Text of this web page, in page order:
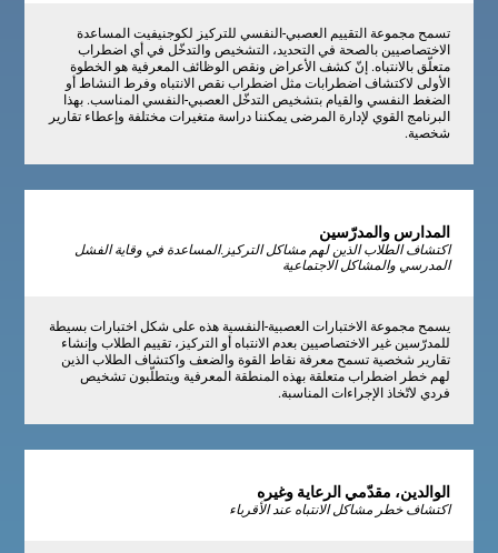
تسمح مجموعة التقييم العصبي-النفسي للتركيز لكوجنيفيت المساعدة
الاختصاصيين بالصحة في التحديد، التشخيص والتدخّل في أي اضطراب
متعلّق بالانتباه. إنّ كشف الأعراض ونقص الوظائف المعرفية هو الخطوة
الأولى لاكتشاف اضطرابات مثل اضطراب نقص الانتباه وفرط النشاط أو
الضغط النفسي والقيام بتشخيص التدخّل العصبي-النفسي المناسب. بهذا
البرنامج القوي لإدارة المرضى يمكننا دراسة متغيرات مختلفة وإعطاء تقارير
شخصية.
المدارس والمدرّسين
اكتشاف الطلاب الذين لهم مشاكل التركيز.المساعدة في وقاية الفشل
المدرسي والمشاكل الاجتماعية
يسمح مجموعة الاختبارات العصبية-النفسية هذه على شكل اختبارات بسيطة
للمدرّسين غير الاختصاصيين بعدم الانتباه أو التركيز، تقييم الطلاب وإنشاء
تقارير شخصية تسمح معرفة نقاط القوة والضعف واكتشاف الطلاب الذين
لهم خطر اضطراب متعلقة بهذه المنطقة المعرفية ويتطلّبون تشخيص
فردي لاتّخاذ الإجراءات المناسبة.
الوالدين، مقدّمي الرعاية وغيره
اكتشاف خطر مشاكل الانتباه عند الأقرباء